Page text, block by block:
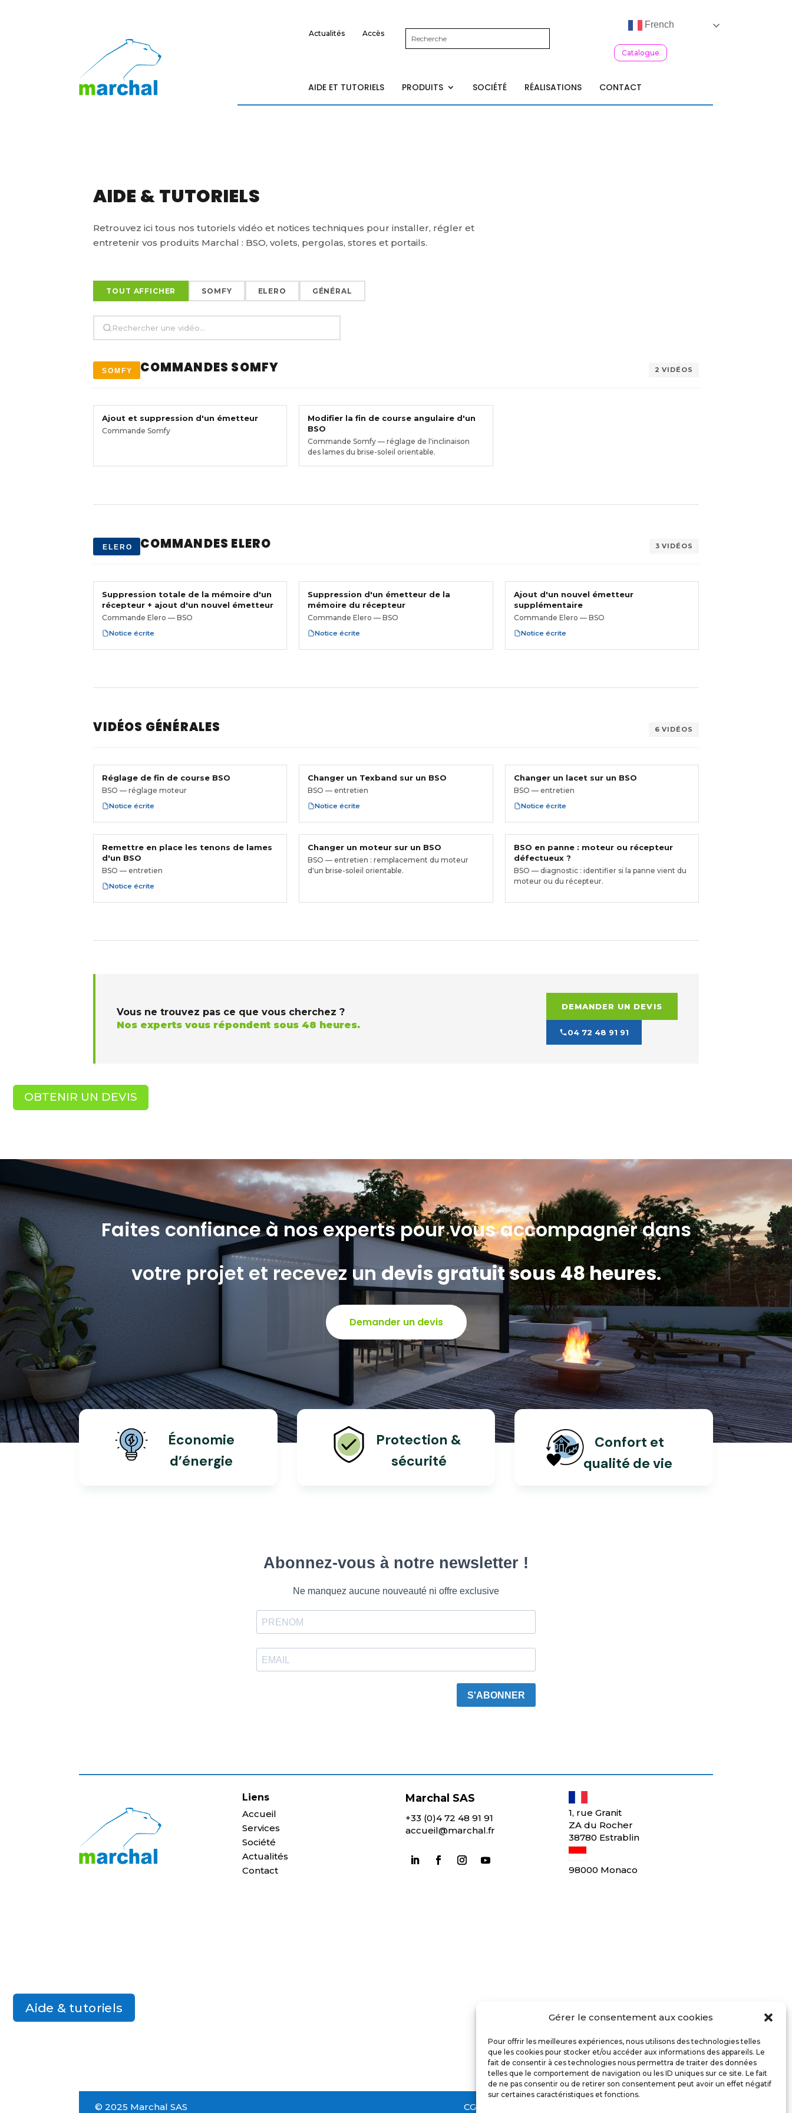
Gérer le consentement aux cookies
Pour offrir les meilleures expériences, nous utilisons des technologies telles
que les cookies pour stocker et/ou accéder aux informations des appareils. Le
fait de consentir à ces technologies nous permettra de traiter des données
telles que le comportement de navigation ou les ID uniques sur ce site. Le fait
de ne pas consentir ou de retirer son consentement peut avoir un effet négatif
sur certaines caractéristiques et fonctions.
Actualités Accès
French
Catalogue
AIDE ET TUTORIELS PRODUITS SOCIÉTÉ RÉALISATIONS CONTACT
AIDE & TUTORIELS
Retrouvez ici tous nos tutoriels vidéo et notices techniques pour installer, régler et
entretenir vos produits Marchal : BSO, volets, pergolas, stores et portails.
TOUT AFFICHER SOMFY ELERO GÉNÉRAL
SOMFY COMMANDES SOMFY 2 VIDÉOS
Ajout et suppression d'un émetteur
Commande Somfy
Modifier la fin de course angulaire d'un
BSO
Commande Somfy — réglage de l'inclinaison
des lames du brise-soleil orientable.
ELERO COMMANDES ELERO 3 VIDÉOS
Suppression totale de la mémoire d'un
récepteur + ajout d'un nouvel émetteur
Commande Elero — BSO
Notice écrite
Suppression d'un émetteur de la
mémoire du récepteur
Commande Elero — BSO
Notice écrite
Ajout d'un nouvel émetteur
supplémentaire
Commande Elero — BSO
Notice écrite
VIDÉOS GÉNÉRALES 6 VIDÉOS
Réglage de fin de course BSO
BSO — réglage moteur
Notice écrite
Changer un Texband sur un BSO
BSO — entretien
Notice écrite
Changer un lacet sur un BSO
BSO — entretien
Notice écrite
Remettre en place les tenons de lames
d'un BSO
BSO — entretien
Notice écrite
Changer un moteur sur un BSO
BSO — entretien : remplacement du moteur
d'un brise-soleil orientable.
BSO en panne : moteur ou récepteur
défectueux ?
BSO — diagnostic : identifier si la panne vient du
moteur ou du récepteur.
Vous ne trouvez pas ce que vous cherchez ?
Nos experts vous répondent sous 48 heures.
DEMANDER UN DEVIS
04 72 48 91 91
Faites confiance à nos experts pour vous accompagner dans
votre projet et recevez undevis gratuit sous 48 heures.
OBTENIR UN DEVIS
Demander un devis
Économie
d’énergie
Protection &
sécurité
Confort et
qualité de vie
Abonnez-vous à notre newsletter !
Ne manquez aucune nouveauté ni offre exclusive
S'ABONNER
Aide & tutoriels
Liens
Accueil
Services
Société
Actualités
Contact
Marchal SAS
+33 (0)4 72 48 91 91
accueil@marchal.fr
1, rue Granit
ZA du Rocher
38780 Estrablin
98000 Monaco
© 2025 Marchal SAS CGV | CGA |